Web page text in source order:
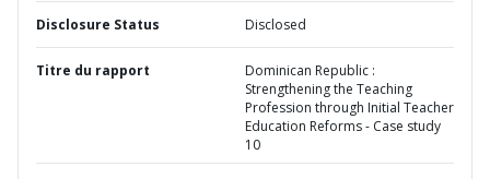
Disclosure Status Disclosed
Titre du rapport
Dominican Republic :
Strengthening the Teaching
Profession through Initial Teacher
Education Reforms - Case study
10